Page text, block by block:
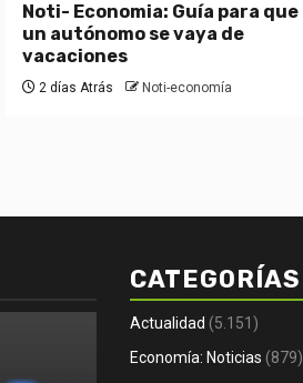
Noti- Economia: Guía para que
un autónomo se vaya de
vacaciones
2 días Atrás Noti-economía
CATEGORÍAS
Actualidad (5.151)
Economía: Noticias (879)